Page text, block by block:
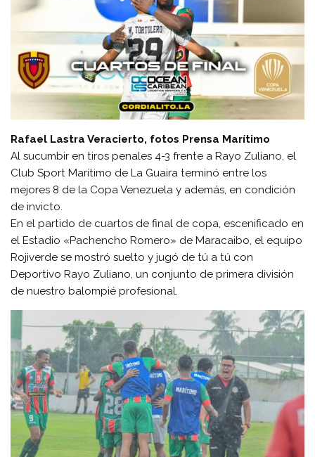
Rafael Lastra Veracierto, fotos Prensa Marítimo
Al sucumbir en tiros penales 4-3 frente a Rayo Zuliano, el
Club Sport Marítimo de La Guaira terminó entre los
mejores 8 de la Copa Venezuela y además, en condición
de invicto.
En el partido de cuartos de final de copa, escenificado en
el Estadio «Pachencho Romero» de Maracaibo, el equipo
Rojiverde se mostró suelto y jugó de tú a tú con
Deportivo Rayo Zuliano, un conjunto de primera división
de nuestro balompié profesional.